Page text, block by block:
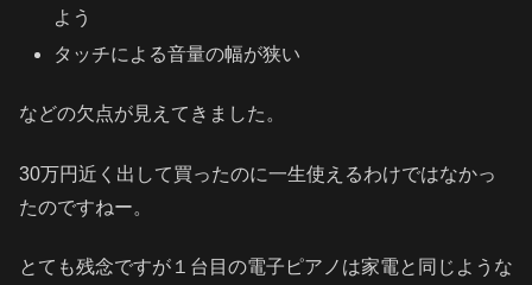
よう
タッチによる音量の幅が狭い
などの欠点が見えてきました。
30万円近く出して買ったのに一生使えるわけではなかっ
たのですねー。
とても残念ですが１台目の電子ピアノは家電と同じような